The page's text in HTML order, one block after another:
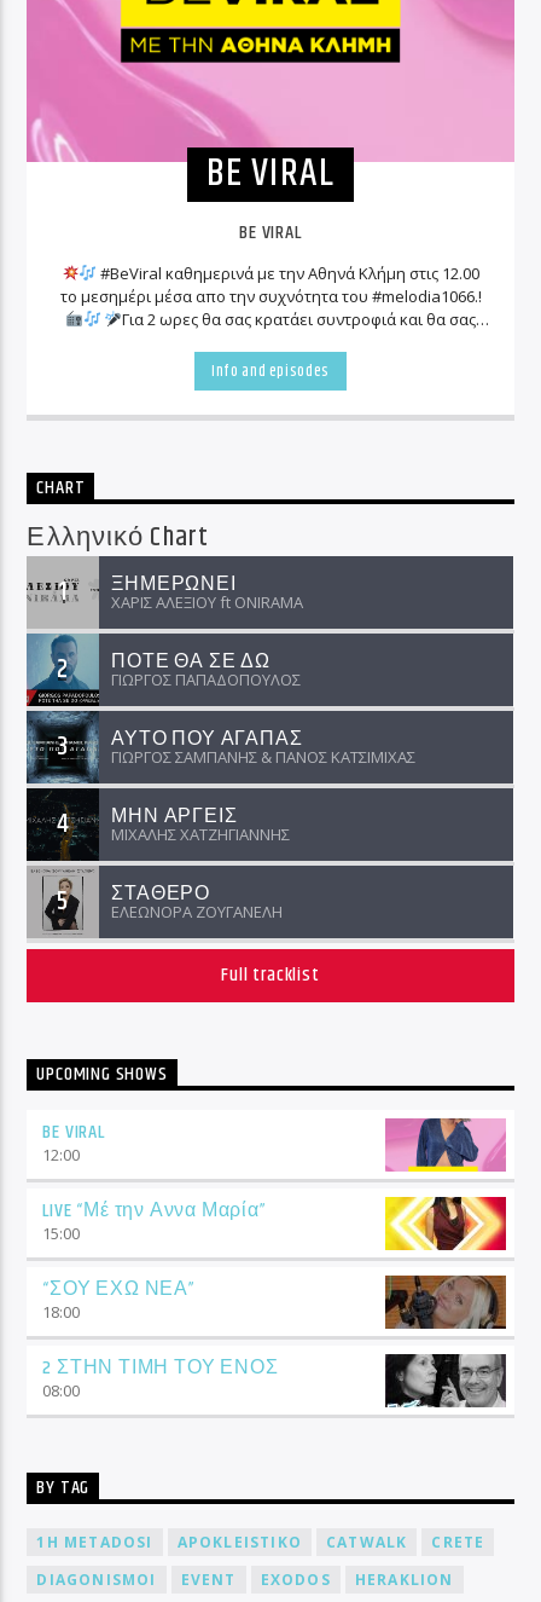
BE VIRAL
BE VIRAL
#BeViral καθημερινά με την Αθηνά Κλήμη στις 12.00
Για 2 ωρες θα σας κρατάει συντροφιά και θα σας
γύρω μας!
Info and episodes
CHART
Ελληνικό Chart
1 ΞΗΜΕΡΩΝΕΙ
ΧΑΡΙΣ ΑΛΕΞΙΟΥ ft ΟNIRAMA
2 ΠΟΤΕ ΘΑ ΣΕ ΔΩ
ΓΙΩΡΓΟΣ ΠΑΠΑΔΟΠΟΥΛΟΣ
3 ΑΥΤΟ ΠΟΥ ΑΓΑΠΑΣ
ΓΙΩΡΓΟΣ ΣΑΜΠΑΝΗΣ & ΠΑΝΟΣ ΚΑΤΣΙΜΙΧΑΣ
4 ΜΗΝ ΑΡΓΕΙΣ
ΜΙΧΑΛΗΣ ΧΑΤΖΗΓΙΑΝΝΗΣ
5 ΣΤΑΘΕΡΟ
ΕΛΕΩΝΟΡΑ ΖΟΥΓΑΝΕΛΗ
Full tracklist
UPCOMING SHOWS
BE VIRAL
12:00
LIVE “Μέ την Αννα Μαρία”
15:00
“ΣΟΥ ΕΧΩ ΝΕΑ”
18:00
2 ΣΤΗΝ ΤΙΜΗ ΤΟΥ ΕΝΟΣ
08:00
BY TAG
1H METADOSI APOKLEISTIKO CATWALK
CRETE
DIAGONISMOI
EVENT EXODOS
HERAKLION